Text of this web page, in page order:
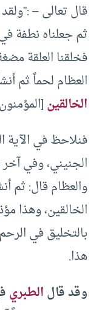
قال تعالى –
ثم جعلناه نطفة
فخلقنا العلقة
العظام لحماً ثم
الخالقين[المؤمنون :
فنلاحظ في الآية
الجنيني، وفي
والعظام قال: ثم
الخالقين، وهذا
بالتخليق في
هذا.
وقد قالالطبري